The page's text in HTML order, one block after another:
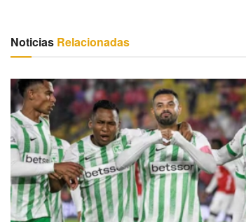
Noticias Relacionadas